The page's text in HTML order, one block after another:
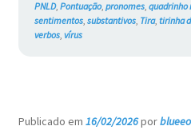
PNLD, Pontuação, pronomes, quadrinho
sentimentos, substantivos, Tira, tirinha
verbos, vírus
Publicado em 16/02/2026por